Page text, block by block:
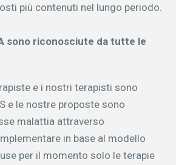
più contenuti nel lungo periodo.
sono riconosciute da tutte le
e i nostri terapisti sono
e le nostre proposte sono
malattia attraverso
in base al modello
per il momento solo le terapie